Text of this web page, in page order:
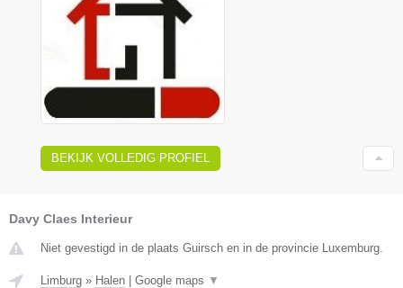
BEKIJK VOLLEDIG PROFIEL
Davy Claes Interieur
Niet gevestigd in de plaats Guirsch en in de provincie Luxemburg.
Limburg » Halen Google maps ▼